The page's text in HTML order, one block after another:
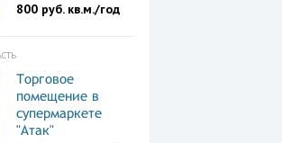
800 руб. кв.м./год
Торговое
помещение в
супермаркете
"Атак"